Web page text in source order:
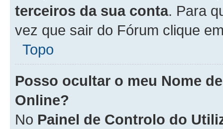
terceiros da sua conta. Para
vez que sair do Fórum clique
Topo
Posso ocultar o meu Nome
Online?
No Painel de Controlo do